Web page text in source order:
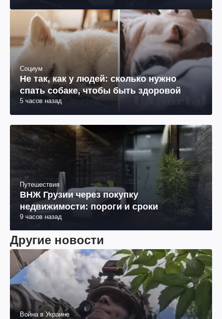
Социум
Не так, как у людей: сколько нужно
спать собаке, чтобы быть здоровой
5 часов назад
Путешествия
ВНЖ Грузии через покупку
недвижимости: пороги и сроки
9 часов назад
Другие новости
Война в Украине